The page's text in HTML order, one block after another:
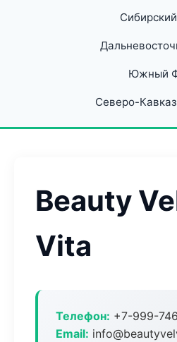
Южный
Северо-
Beauty
Vita
Телефон: +7-999-
Email: